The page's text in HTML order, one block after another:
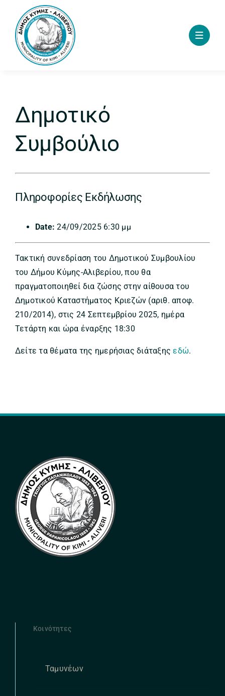
content
Δημοτικό
Συμβούλιο
Πληροφορίες Εκδήλωσης
Date: 24/09/2025 6:30 μμ
Τακτική συνεδρίαση του Δημοτικού Συμβουλίου
του Δήμου Κύμης-Αλιβερίου, που θα
πραγματοποιηθεί δια ζώσης στην αίθουσα του
Δημοτικού Καταστήματος Κριεζών (αριθ. αποφ.
210/2014), στις 24 Σεπτεμβρίου 2025, ημέρα
Τετάρτη και ώρα έναρξης 18:30
Δείτε τα θέματα της ημερήσιας διάταξηςεδώ.
Κοινότητες
Ταμυνέων